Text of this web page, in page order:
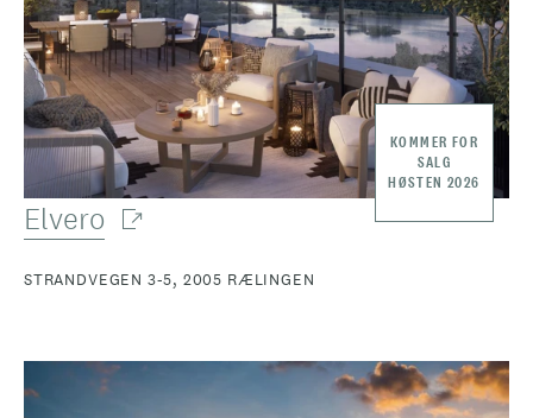
Elvero
STRANDVEGEN 3-5, 2005 RÆLINGEN
KOMMER FOR
SALG
HØSTEN 2026